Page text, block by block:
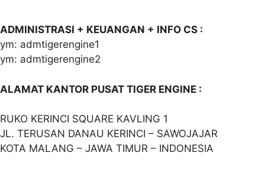
ADMINISTRASI + KEUANGAN + INFO CS :
ym: admtigerengine1
ym: admtigerengine2
ALAMAT KANTOR PUSAT TIGER ENGINE :
RUKO KERINCI SQUARE KAVLING 1
JL. TERUSAN DANAU KERINCI – SAWOJAJAR
KOTA MALANG – JAWA TIMUR – INDONESIA